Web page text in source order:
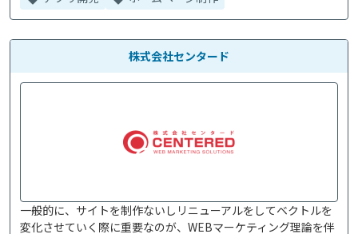
株式会社センタード
一般的に、サイトを制作ないしリニューアルをしてベクトルを
変化させていく際に重要なのが、WEBマーケティング理論を伴